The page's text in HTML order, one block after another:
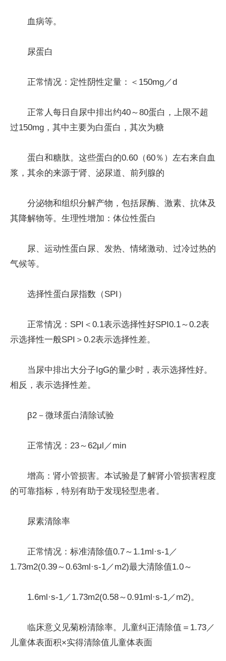
血病等。
尿蛋白
正常情况：定性阴性定量：＜150mg／d
正常人每日自尿中排出约40～80蛋白，上限不超
过150mg，其中主要为白蛋白，其次为糖
蛋白和糖肽。这些蛋白的0.60（60％）左右来自血
浆，其余的来源于肾、泌尿道、前列腺的
分泌物和组织分解产物，包括尿酶、激素、抗体及
其降解物等。生理性增加：体位性蛋白
尿、运动性蛋白尿、发热、情绪激动、过冷过热的
气候等。
选择性蛋白尿指数（SPI）
正常情况：SPI＜0.1表示选择性好SPI0.1～0.2表
示选择性一般SPI＞0.2表示选择性差。
当尿中排出大分子IgG的量少时，表示选择性好。
相反，表示选择性差。
β2－微球蛋白清除试验
正常情况：23～62μl／min
增高：肾小管损害。本试验是了解肾小管损害程度
的可靠指标，特别有助于发现轻型患者。
尿素清除率
正常情况：标准清除值0.7～1.1ml·s-1／
1.73m2(0.39～0.63ml·s-1／m2)最大清除值1.0～
1.6ml·s-1／1.73m2(0.58～0.91ml·s-1／m2)。
临床意义见菊粉清除率。儿童纠正清除值＝1.73／
儿童体表面积×实得清除值儿童体表面